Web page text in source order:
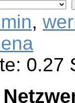
,
0.27